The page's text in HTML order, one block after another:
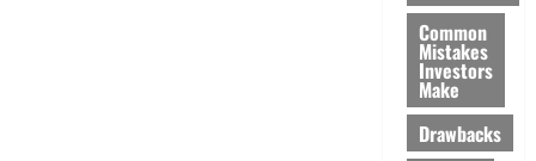
Common
Mistakes
Investors
Make
Drawbacks